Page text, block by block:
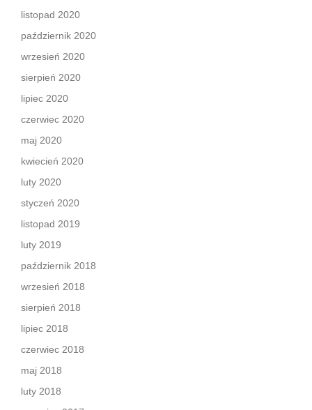
listopad 2020
październik 2020
wrzesień 2020
sierpień 2020
lipiec 2020
czerwiec 2020
maj 2020
kwiecień 2020
luty 2020
styczeń 2020
listopad 2019
luty 2019
październik 2018
wrzesień 2018
sierpień 2018
lipiec 2018
czerwiec 2018
maj 2018
luty 2018